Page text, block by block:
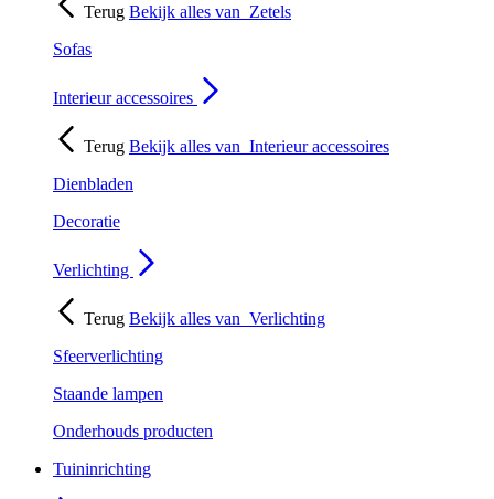
Terug Bekijk alles van Zetels
Sofas
Interieur accessoires
Terug Bekijk alles van Interieur accessoires
Dienbladen
Decoratie
Verlichting
Terug Bekijk alles van Verlichting
Sfeerverlichting
Staande lampen
Onderhouds producten
Tuininrichting